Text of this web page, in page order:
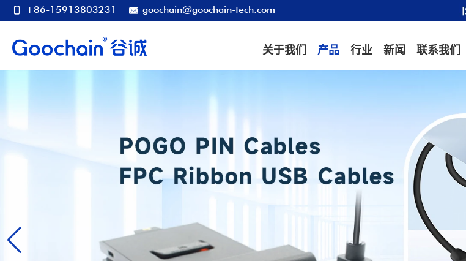
+86-15913803231 goochain@goochain-tech.com
关于我们 产品 行业 新闻 联系我们